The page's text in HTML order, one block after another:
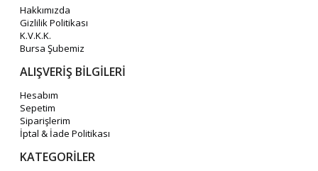
Hakkımızda
Gizlilik Politikası
K.V.K.K.
Bursa Şubemiz
ALIŞVERİŞ BİLGİLERİ
Hesabım
Sepetim
Siparişlerim
İptal & İade Politikası
KATEGORİLER